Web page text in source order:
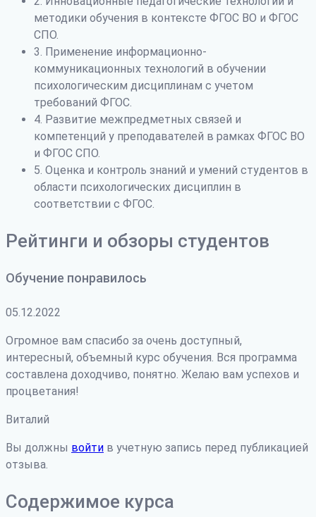
методики обучения в контексте ФГОС ВО и ФГОС
СПО.
3. Применение информационно-
коммуникационных технологий в обучении
психологическим дисциплинам с учетом
требований ФГОС.
4. Развитие межпредметных связей и
компетенций у преподавателей в рамках ФГОС ВО
и ФГОС СПО.
5. Оценка и контроль знаний и умений студентов в
области психологических дисциплин в
соответствии с ФГОС.
Рейтинги и обзоры студентов
Обучение понравилось
05.12.2022
Огромное вам спасибо за очень доступный,
интересный, объемный курс обучения. Вся программа
составлена доходчиво, понятно. Желаю вам успехов и
процветания!
Виталий
Вы должны войти в учетную запись перед публикацией
отзыва.
Содержимое курса